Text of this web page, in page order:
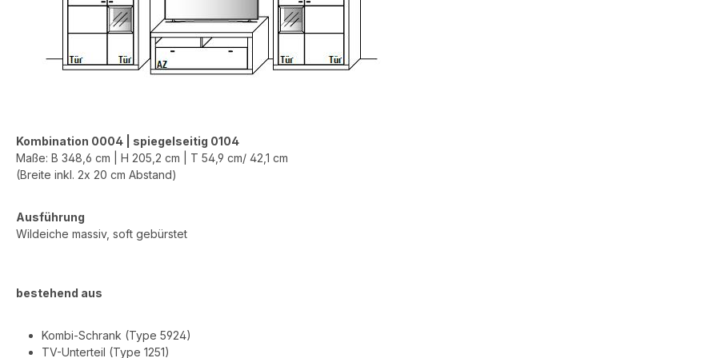
Kombination 0004 | spiegelseitig 0104
Maße: B 348,6 cm | H 205,2 cm | T 54,9 cm/ 42,1 cm
(Breite inkl. 2x 20 cm Abstand)
Ausführung
Wildeiche massiv, soft gebürstet
bestehend aus
Kombi-Schrank (Type 5924)
TV-Unterteil (Type 1251)